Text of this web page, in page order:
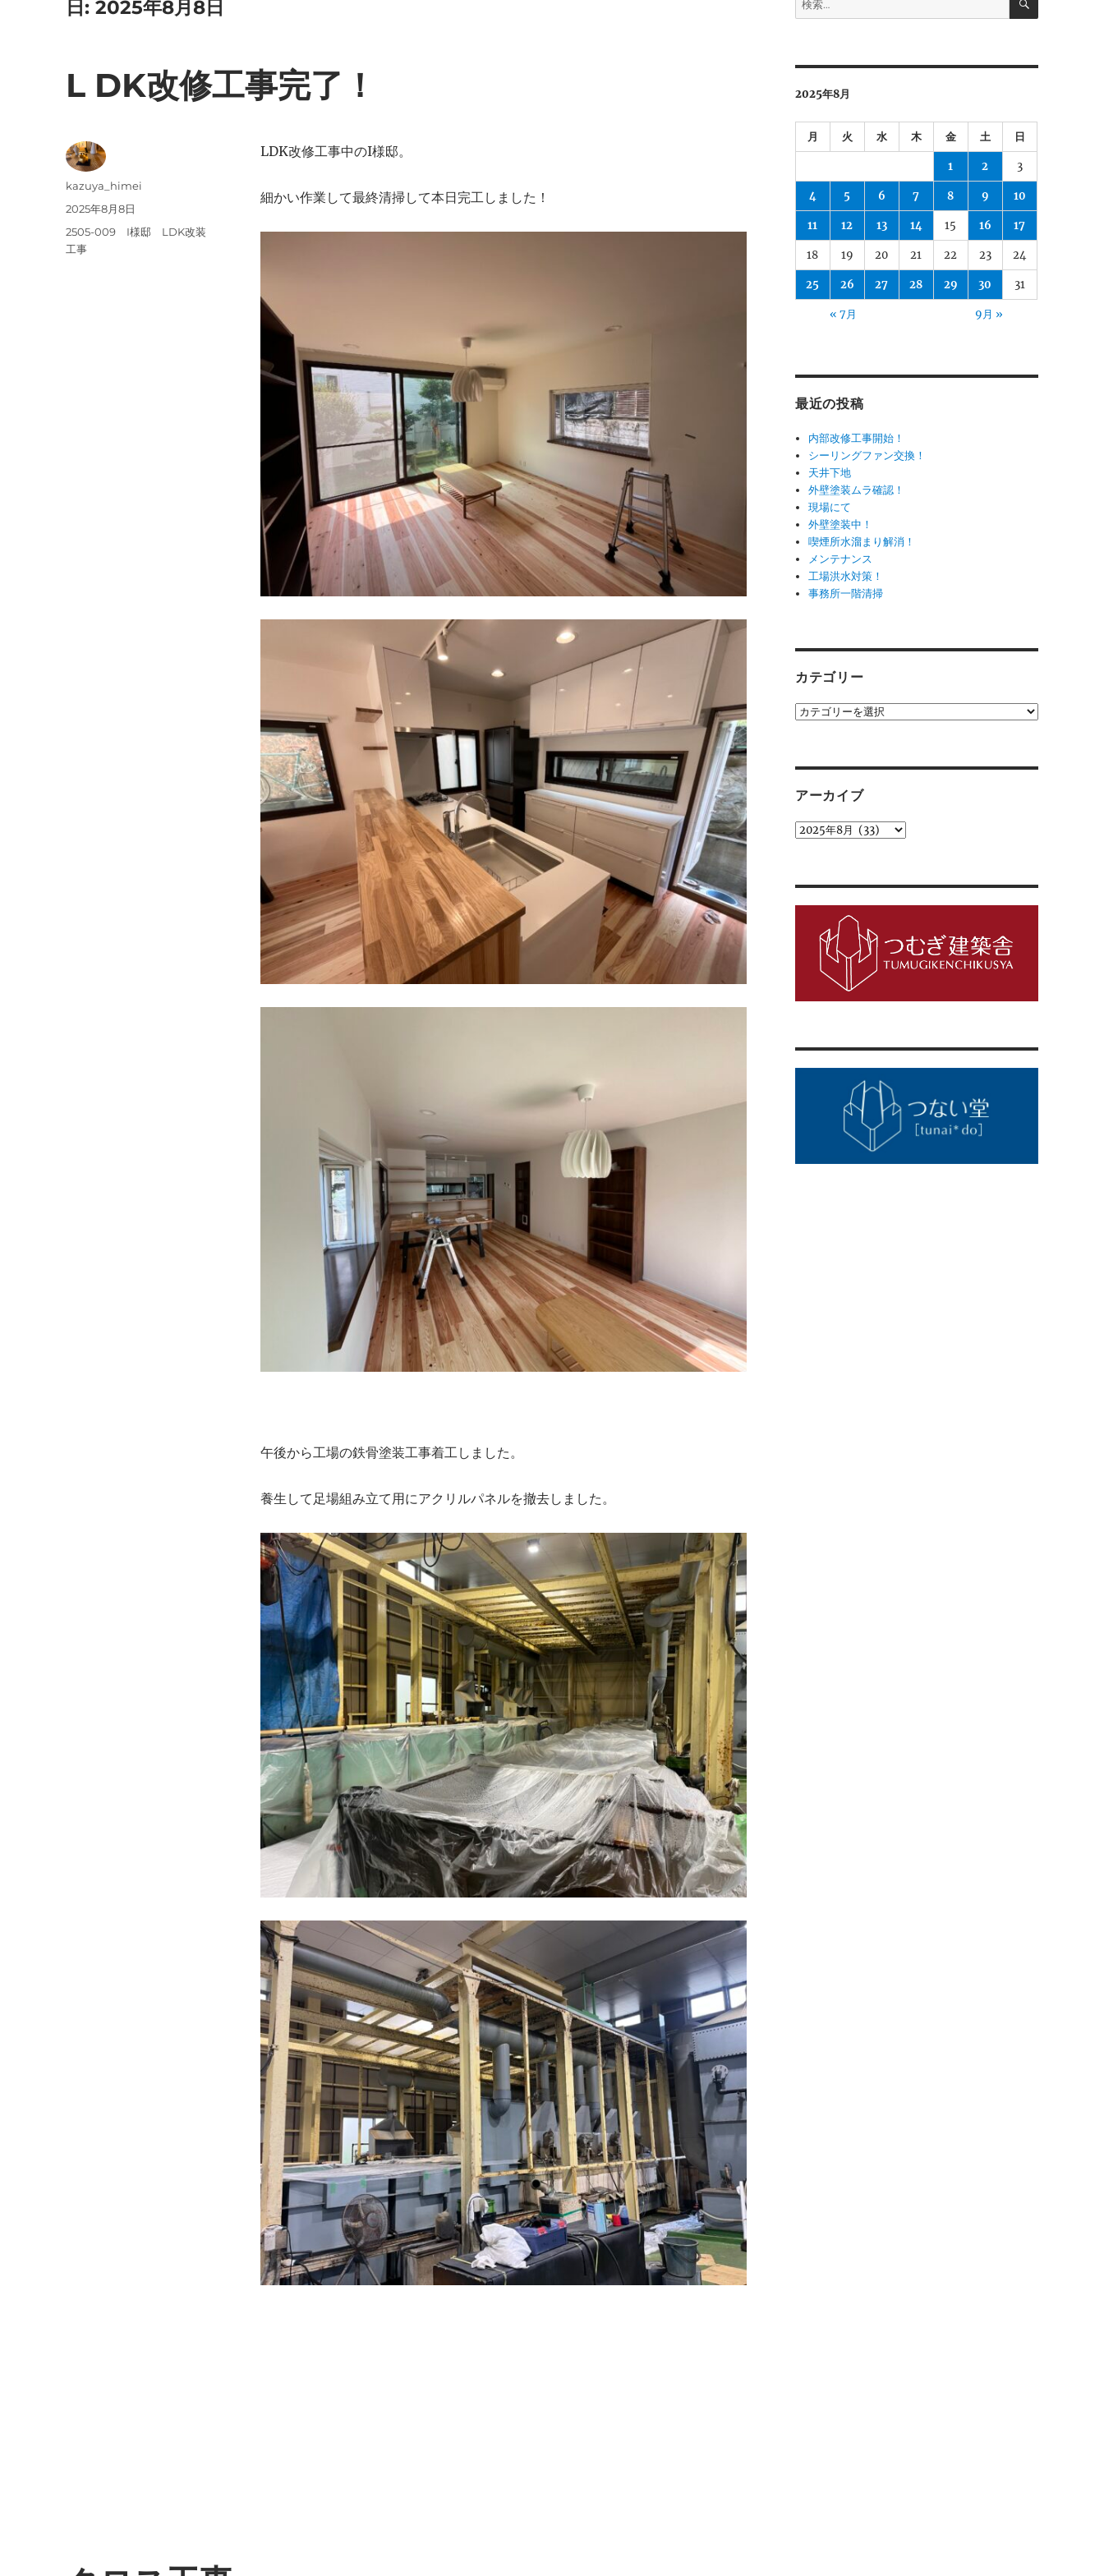
日:2025年8月8日
L DK改修工事完了！
LDK改修工事中のI様邸。
細かい作業して最終清掃して本日完工しました！
午後から工場の鉄骨塗装工事着工しました。
養生して足場組み立て用にアクリルパネルを撤去しました。
投
稿
kazuya_himei
投
稿
日:
2025年8月8日
カ
テ
2505-009 I様邸 LDK改装
工事
索:
2025年8月
月 火 水 木 金 土 日
1 2 3
4 5 6 7 8 9 10
11 12 13 14 15 16 17
18 19 20 21 22 23 24
25 26 27 28 29 30 31
« 7月 9月 »
最近の投稿
内部改修工事開始！
シーリングファン交換！
天井下地
外壁塗装ムラ確認！
現場にて
外壁塗装中！
喫煙所水溜まり解消！
メンテナンス
工場洪水対策！
事務所一階清掃
カテゴリー
カ
アーカイブ
ア